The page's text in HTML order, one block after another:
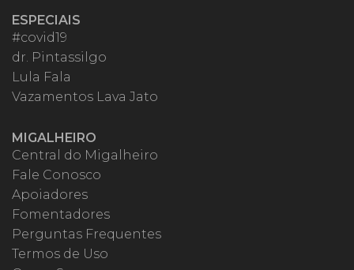
ESPECIAIS
#covid19
dr. Pintassilgo
Lula Fala
Vazamentos Lava Jato
MIGALHEIRO
Central do Migalheiro
Fale Conosco
Apoiadores
Fomentadores
Perguntas Frequentes
Termos de Uso